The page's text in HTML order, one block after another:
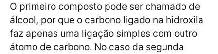
O primeiro composto pode ser chamado de
álcool, por que o carbono ligado na hidroxila
faz apenas uma ligação simples com outro
átomo de carbono. No caso da segunda